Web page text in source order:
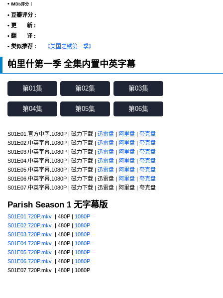
•
IMDb评分 :
• 豆瓣评分 :
• 更 新 :
• 翻 译 :
• 类似推荐 :
《美国之锈第一季》
帕里什第一季 全集内置中英字幕
第01集 第02集 第03集
第04集 第05集 第06集
S01E01.官方中字.1080P | 磁力下载 | 迅雷盘 | 阿里盘 | 夸克盘
S01E02.中英字幕.1080P | 磁力下载 | 迅雷盘 | 阿里盘 | 夸克盘
S01E03.中英字幕.1080P | 磁力下载 | 迅雷盘 | 阿里盘 | 夸克盘
S01E04.中英字幕.1080P | 磁力下载 | 迅雷盘 | 阿里盘 | 夸克盘
S01E05.中英字幕.1080P | 磁力下载 | 迅雷盘 | 阿里盘 | 夸克盘
S01E06.中英字幕.1080P | 磁力下载 | 迅雷盘 | 阿里盘 | 夸克盘
S01E07.中英字幕.1080P | 磁力下载 | 迅雷盘 | 阿里盘 | 夸克盘
Parish Season 1 无字幕版
S01E01.720P.mkv | 480P | 1080P
S01E02.720P.mkv | 480P | 1080P
S01E03.720P.mkv | 480P | 1080P
S01E04.720P.mkv | 480P | 1080P
S01E05.720P.mkv | 480P | 1080P
S01E06.720P.mkv | 480P | 1080P
S01E07.720P.mkv | 480P | 1080P